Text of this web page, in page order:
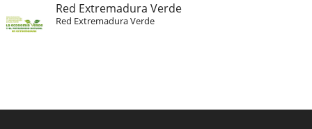
Red Extremadura Verde
Red Extremadura Verde